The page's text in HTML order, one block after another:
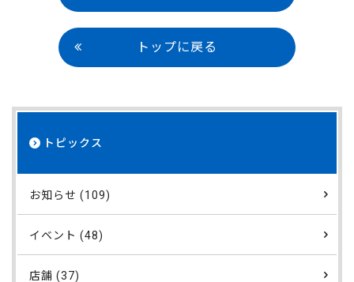
トップに戻る
トピックス
お知らせ (109)
イベント (48)
店舗 (37)